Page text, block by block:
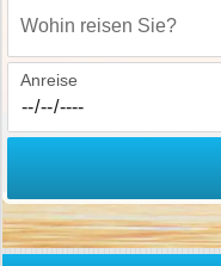
Wohin reisen Sie?
Anreise